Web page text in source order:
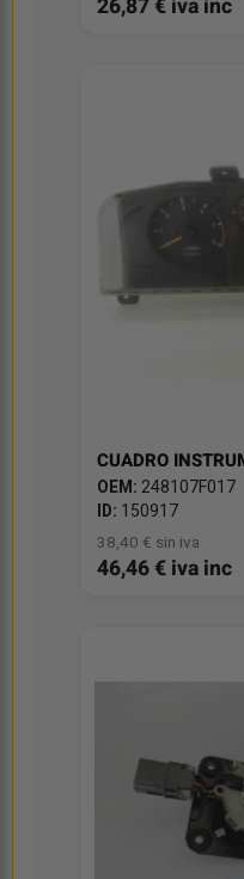
26,87 € iva inc
CUADRO
OEM: 248107F017
ID: 150917
38,40 € sin iva
46,46 € iva inc